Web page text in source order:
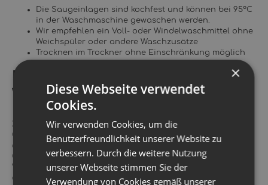
Die Saugeinlagen sind kochfest und können bei 95°C
in der Waschmaschine gewaschen werden.
Wir empfehlen ein Voll- oder Windelwaschmittel ohne
Weichspüler oder andere Waschzusätze
Trocknen im Trockner ohne Einschränkung möglich
Unter welchen Bedingungen
werden die Saugeinlagen und
Booster von XKKO hergestellt?
XKKO Organic BIO-Baumwolle mit GOTS-Zertifikat (Global
Organic Textile Standard) wird ohne Einsatz von
chemischen Spritzmitteln unter Nutzung der natürlichen
Gesetzmäßigkeiten angebaut. Natürliche biologische
Vielfalt, Fruchtwechsel und Düngen mit Kompost erhalten
den Boden gesund und voller Nährstoffe. Anstatt
×
Diese Webseite verwendet
Cookies.
Wir verwenden Cookies, um die
Benutzerfreundlichkeit unserer Website zu
verbessern. Durch die weitere Nutzung
unserer Webseite stimmen Sie der
Verwendung von Cookies gemäß unserer